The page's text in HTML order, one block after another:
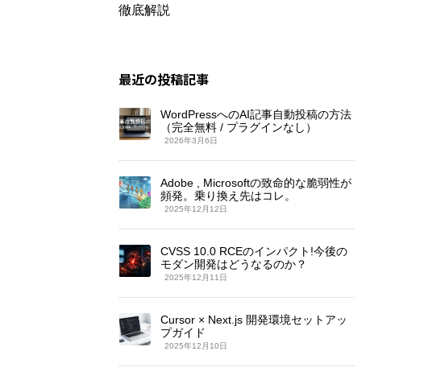
徹底解説
最近の投稿記事
WordPressへのAI記事自動投稿の方法
（完全無料 / プラグインなし）
2026年3月6日
Adobe , Microsoftの致命的な脆弱性が
頻発。乗り換え先はコレ。
2025年12月12日
CVSS 10.0 RCEのインパクト!今後の
モダン開発はどうなるのか？
2025年12月11日
Cursor × Next.js 開発環境セットアッ
プガイド
2025年12月10日